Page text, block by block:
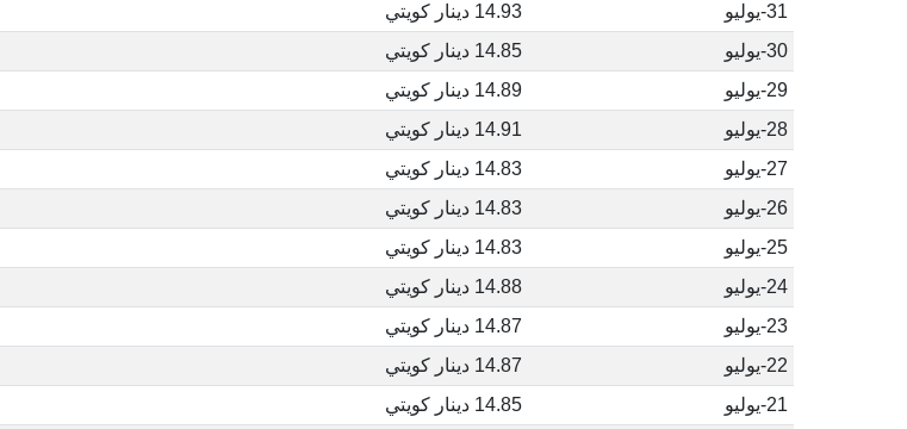
31-يوليو
14.93 دينار كويتي
30-يوليو
14.85 دينار كويتي
29-يوليو
14.89 دينار كويتي
28-يوليو
14.91 دينار كويتي
27-يوليو
14.83 دينار كويتي
26-يوليو
14.83 دينار كويتي
25-يوليو
14.83 دينار كويتي
24-يوليو
14.88 دينار كويتي
23-يوليو
14.87 دينار كويتي
22-يوليو
14.87 دينار كويتي
21-يوليو
14.85 دينار كويتي